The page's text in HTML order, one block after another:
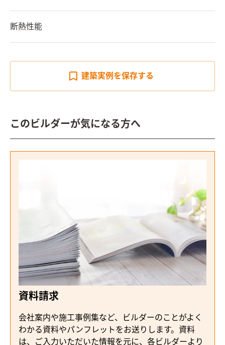
断熱性能
建築実例を保存する
このビルダーが気になる方へ
資料請求
会社案内や施工事例集など、ビルダーのことがよく
わかる資料やパンフレットをお送りします。資料
は、ご入力いただいた情報を元に、各ビルダーより